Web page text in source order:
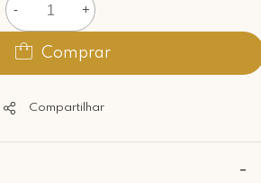
- +
Comprar
Compartilhar